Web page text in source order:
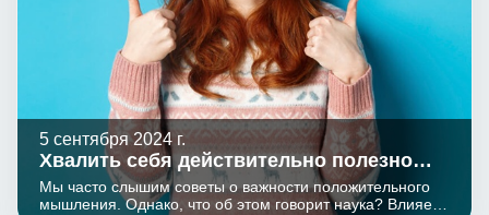
5 сентября 2024 г.
Хвалить себя действительно полезно
для здоровья?
Мы часто слышим советы о важности положительного
мышления. Однако, что об этом говорит наука? Влияет